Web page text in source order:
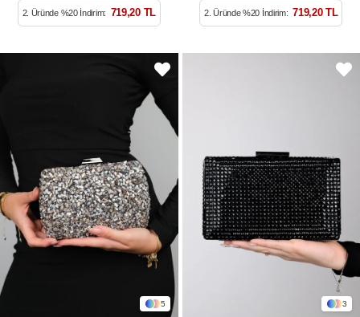
2. Üründe %20 İndirim: 719,20 TL 2. Üründe %20 İndirim: 719,20 TL
5 3